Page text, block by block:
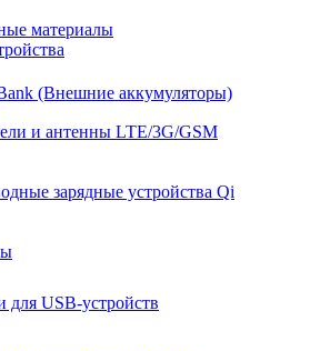
материалы
(Внешние аккумуляторы)
и антенны LTE/3G/GSM
зарядные устройства Qi
для USB-устройств